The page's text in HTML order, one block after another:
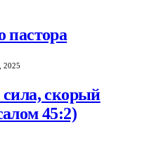
пастора
2025
скорый
45:2)